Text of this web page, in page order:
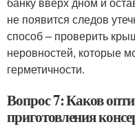
не появится следов
способ – проверить
неровностей, которые
герметичности.
Вопрос 7: Каков
приготовления